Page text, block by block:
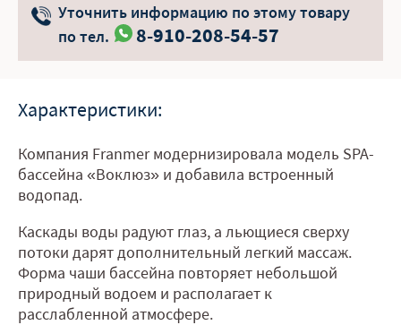
Уточнить информацию по этому товару
по тел.
8-910-208-54-57
Характеристики:
Компания Franmer модернизировала модель SPA-
бассейна «Воклюз» и добавила встроенный
водопад.
Каскады воды радуют глаз, а льющиеся сверху
потоки дарят дополнительный легкий массаж.
Форма чаши бассейна повторяет небольшой
природный водоем и располагает к
расслабленной атмосфере.